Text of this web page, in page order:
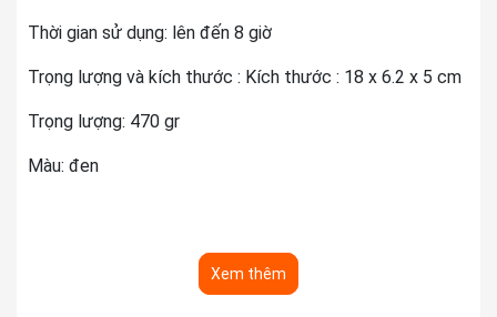
Thời gian sử dụng: lên đến 8 giờ
Trọng lượng và kích thước : Kích thước : 18 x 6.2 x 5 cm
Trọng lượng: 470 gr
Màu: đen
Xem thêm